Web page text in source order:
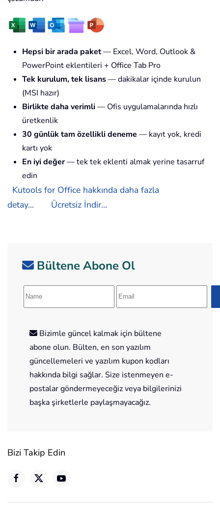
Hepsi bir arada paket— Excel, Word, Outlook &
PowerPoint eklentileri + Office Tab Pro
Tek kurulum, tek lisans— dakikalar içinde kurulun
(MSI hazır)
Birlikte daha verimli — Ofis uygulamalarında hızlı
üretkenlik
30 günlük tam özellikli deneme — kayıt yok, kredi
kartı yok
En iyi değer— tek tek eklenti almak yerine tasarruf
edin
Kutools for Office hakkında daha fazla
detay...
Ücretsiz İndir...
Bültene Abone Ol
Bizimle güncel kalmak için bültene
abone olun. Bülten, en son yazılım
güncellemeleri ve yazılım kupon kodları
hakkında bilgi sağlar. Size istenmeyen e-
postalar göndermeyeceğiz veya bilgilerinizi
başka şirketlerle paylaşmayacağız.
Bizi Takip Edin